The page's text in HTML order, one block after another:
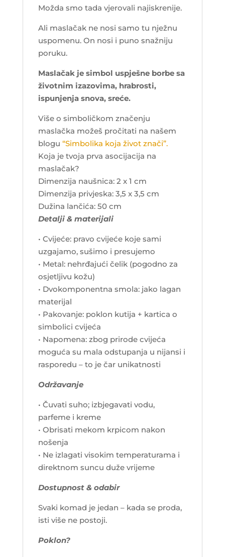
Možda smo tada vjerovali najiskrenije.
Ali maslačak ne nosi samo tu nježnu
uspomenu. On nosi i puno snažniju
poruku.
Maslačak je simbol uspješne borbe sa
životnim izazovima, hrabrosti,
ispunjenja snova, sreće.
Više o simboličkom značenju
maslačka možeš pročitati na našem
blogu “Simbolika koja život znači”.
Koja je tvoja prva asocijacija na
maslačak?
Dimenzija naušnica: 2 x 1 cm
Dimenzija privjeska: 3,5 x 3,5 cm
Dužina lančića: 50 cm
Detalji & materijali
• Cvijeće: pravo cvijeće koje sami
uzgajamo, sušimo i presujemo
• Metal: nehrđajući čelik (pogodno za
osjetljivu kožu)
• Dvokomponentna smola: jako lagan
materijal
• Pakovanje: poklon kutija + kartica o
simbolici cvijeća
• Napomena: zbog prirode cvijeća
moguća su mala odstupanja u nijansi i
rasporedu – to je čar unikatnosti
Održavanje
• Čuvati suho; izbjegavati vodu,
parfeme i kreme
• Obrisati mekom krpicom nakon
nošenja
• Ne izlagati visokim temperaturama i
direktnom suncu duže vrijeme
Dostupnost & odabir
Svaki komad je jedan – kada se proda,
isti više ne postoji.
Poklon?